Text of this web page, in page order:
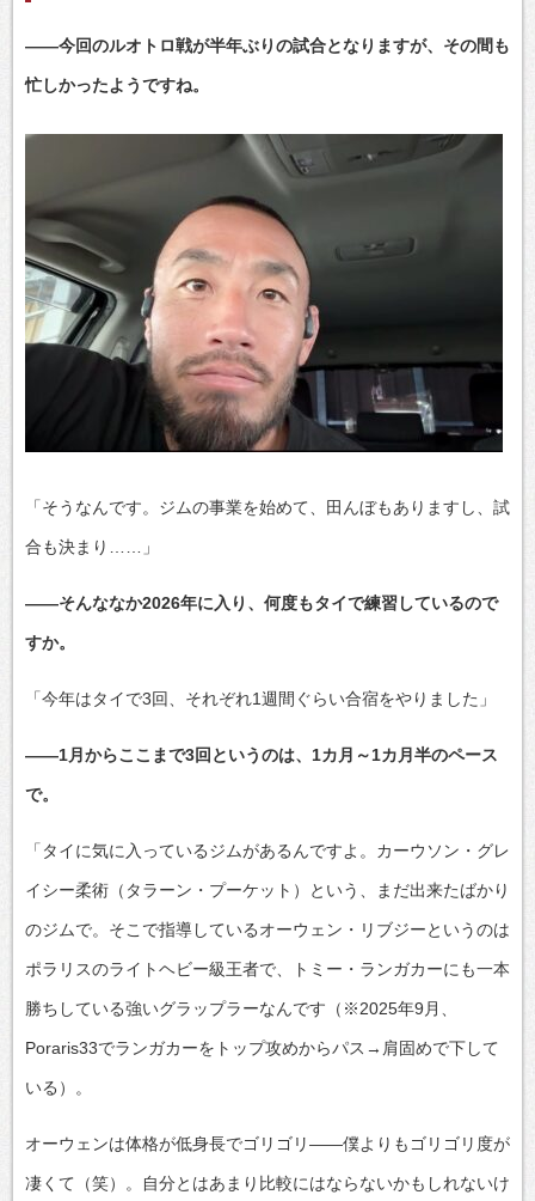
――今回のルオトロ戦が半年ぶりの試合となりますが、その間も
忙しかったようですね。
「そうなんです。ジムの事業を始めて、田んぼもありますし、試
合も決まり……」
――そんななか2026年に入り、何度もタイで練習しているので
すか。
「今年はタイで3回、それぞれ1週間ぐらい合宿をやりました」
――1月からここまで3回というのは、1カ月～1カ月半のペース
で。
「タイに気に入っているジムがあるんですよ。カーウソン・グレ
イシー柔術（タラーン・プーケット）という、まだ出来たばかり
のジムで。そこで指導しているオーウェン・リブジーというのは
ポラリスのライトヘビー級王者で、トミー・ランガカーにも一本
勝ちしている強いグラップラーなんです（※2025年9月、
Poraris33でランガカーをトップ攻めからパス→肩固めで下して
いる）。
オーウェンは体格が低身長でゴリゴリ――僕よりもゴリゴリ度が
凄くて（笑）。自分とはあまり比較にはならないかもしれないけ